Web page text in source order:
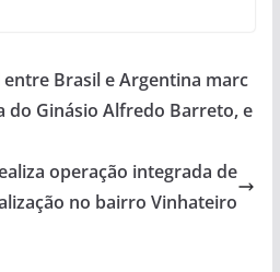
Brasil e Argentina marc
do Ginásio Alfredo Barreto, e
operação integrada de
no bairro Vinhateiro